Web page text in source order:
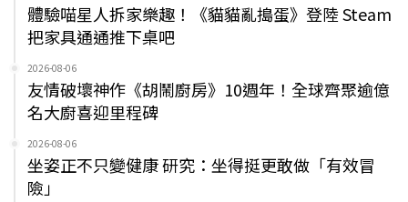
體驗喵星人拆家樂趣！《貓貓亂搗蛋》登陸 Steam
把家具通通推下桌吧
2026-08-06
友情破壞神作《胡鬧廚房》10週年！全球齊聚逾億
名大廚喜迎里程碑
2026-08-06
坐姿正不只變健康 研究：坐得挺更敢做「有效冒
險」